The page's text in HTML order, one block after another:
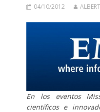
04/10/2012
En los eventos
científicos e